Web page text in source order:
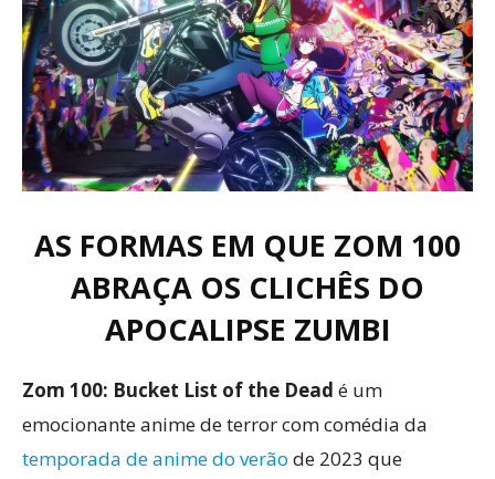
AS FORMAS EM QUE ZOM 100
ABRAÇA OS CLICHÊS DO
APOCALIPSE ZUMBI
Zom 100: Bucket List of the Dead é um
emocionante anime de terror com comédia da
temporada de anime do verão de 2023 que